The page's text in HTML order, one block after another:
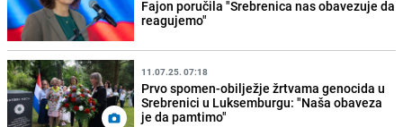
Fajon poručila "Srebrenica nas obavezuje da
reagujemo"
11.07.25. 07:18
Prvo spomen-obilježje žrtvama genocida u
Srebrenici u Luksemburgu: "Naša obaveza
je da pamtimo"